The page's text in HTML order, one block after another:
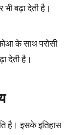
बढ़ा देती है।
के साथ परोसी
देती है।
है। इसके इतिहास